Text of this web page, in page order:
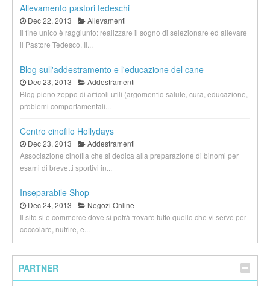
Allevamento pastori tedeschi
Dec 22, 2013
Allevamenti
Il fine unico è raggiunto: realizzare il sogno di selezionare ed allevare
il Pastore Tedesco. Il...
Blog sull'addestramento e l'educazione del cane
Dec 23, 2013
Addestramenti
Blog pieno zeppo di articoli utili (argomentio salute, cura, educazione,
problemi comportamentali...
Centro cinofilo Hollydays
Dec 23, 2013
Addestramenti
Associazione cinofila che si dedica alla preparazione di binomi per
esami di brevetti sportivi in...
Inseparabile Shop
Dec 24, 2013
Negozi Online
Il sito si e commerce dove si potrà trovare tutto quello che vi serve per
coccolare, nutrire, e...
PARTNER